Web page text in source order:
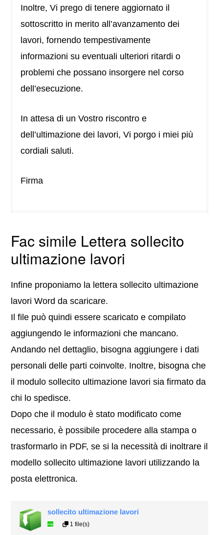
Inoltre, Vi prego di tenere aggiornato il
sottoscritto in merito all’avanzamento dei
lavori, fornendo tempestivamente
informazioni su eventuali ulteriori ritardi o
problemi che possano insorgere nel corso
dell’esecuzione.
In attesa di un Vostro riscontro e
dell’ultimazione dei lavori, Vi porgo i miei più
cordiali saluti.
Firma
Fac simile Lettera sollecito
ultimazione lavori
Infine proponiamo la lettera sollecito ultimazione
lavori Word da scaricare.
Il file può quindi essere scaricato e compilato
aggiungendo le informazioni che mancano.
Andando nel dettaglio, bisogna aggiungere i dati
personali delle parti coinvolte. Inoltre, bisogna che
il modulo sollecito ultimazione lavori sia firmato da
chi lo spedisce.
Dopo che il modulo è stato modificato come
necessario, è possibile procedere alla stampa o
trasformarlo in PDF, se si la necessità di inoltrare il
modello sollecito ultimazione lavori utilizzando la
posta elettronica.
sollecito ultimazione lavori
1 file(s)